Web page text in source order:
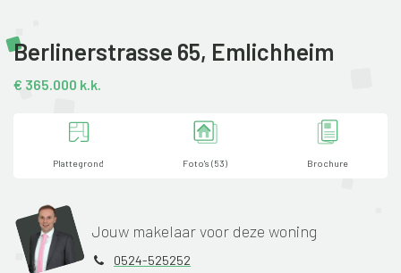
Berlinerstrasse 65, Emlichheim
€ 365.000 k.k.
Plattegrond Foto's (53) Brochure
Jouw makelaar voor deze woning
0524-525252